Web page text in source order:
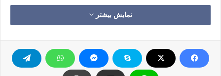
ضمن: تألیف کتاب های علمی، دعوت و رهنمایی، سخنرانی و
مناظره، فقه و فتوا، کنفرانس ها و سمینارها، بحث ها و محاضره ها،
او قرضاوی است، مؤلف نزدیک به دو صد کتاب ( مختصر، متوسط و
نمایش بیشتر